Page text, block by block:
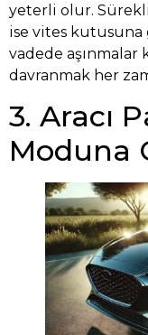
yeterli olur.
ise vites
vadede aşınmalar
davranmak her
3. Aracı
Moduna